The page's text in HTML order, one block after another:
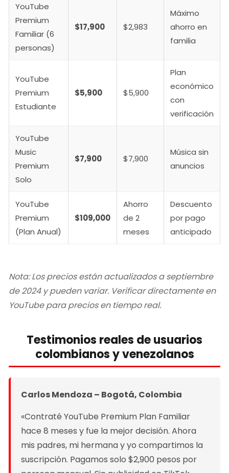
YouTube
Premium
Familiar (6
personas)
$17,900 $2,983
Máximo
ahorro en
familia
YouTube
Premium
Estudiante
$5,900 $5,900
Plan
económico
con
verificación
YouTube
Music
Premium
Solo
$7,900 $7,900
Música sin
anuncios
YouTube
Premium
(Plan Anual)
$109,000
Ahorro
de 2
meses
Descuento
por pago
anticipado
Nota: Los precios están actualizados a septiembre
de 2024 y pueden variar. Verificar directamente en
YouTube para precios en tiempo real.
Testimonios reales de usuarios
colombianos y venezolanos
Carlos Mendoza – Bogotá, Colombia
«Contraté YouTube Premium Plan Familiar
hace 8 meses y fue la mejor decisión. Ahora
mis padres, mi hermana y yo compartimos la
suscripción. Pagamos solo $2,900 pesos por